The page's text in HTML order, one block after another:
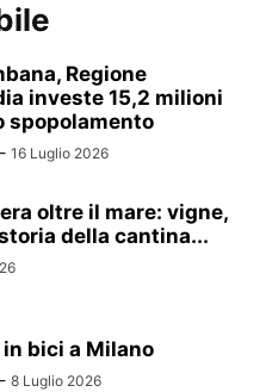
Regione
investe 15,2 milioni
spopolamento
- 16 Luglio 2026
oltre il mare: vigne,
della cantina...
bici a Milano
- 8 Luglio 2026